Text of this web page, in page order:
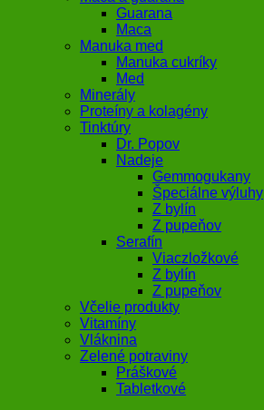
Guarana
Maca
Manuka med
Manuka cukríky
Med
Minerály
Proteíny a kolagény
Tinktúry
Dr. Popov
Nadeje
Gemmogukany
Špeciálne výluhy
Z bylín
Z pupeňov
Serafín
Viaczložkové
Z bylín
Z pupeňov
Včelie produkty
Vitamíny
Vláknina
Zelené potraviny
Práškové
Tabletkové